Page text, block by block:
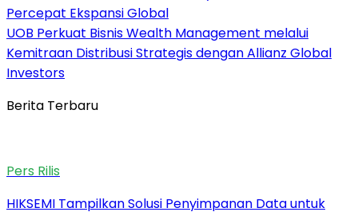
Percepat Ekspansi Global
UOB Perkuat Bisnis Wealth Management melalui
Kemitraan Distribusi Strategis dengan Allianz Global
Investors
Berita Terbaru
Pers Rilis
HIKSEMI Tampilkan Solusi Penyimpanan Data untuk